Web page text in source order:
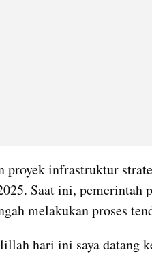
proyek infrastruktur
Saat ini, pemerintah
melakukan proses
hari ini saya datang